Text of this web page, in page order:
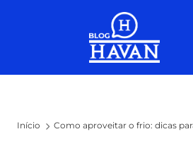
Início Como aproveitar o frio: dicas